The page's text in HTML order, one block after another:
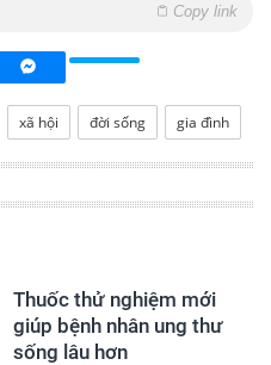
Copy link
xã hội đời sống gia đình
Thuốc thử nghiệm mới
giúp bệnh nhân ung thư
sống lâu hơn